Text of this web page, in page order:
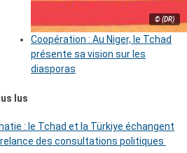
© (DR)
Coopération : Au Niger, le Tchad
présente sa vision sur les
diasporas
lus
: le Tchad et la Türkiye échangent
des consultations politiques